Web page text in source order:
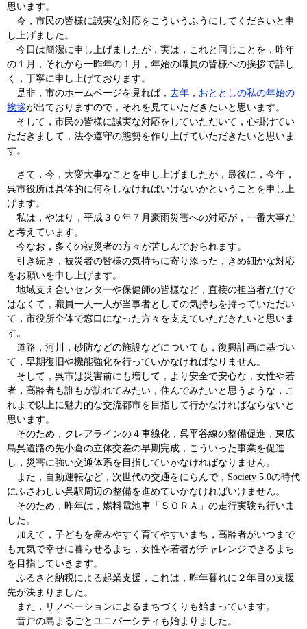
思います。
今，市民の皆様に誠実な対応をこういうふうにしてくださいと申
し上げました。
今日は簡潔に申し上げましたが，実は，これと同じことを，昨年
の１月，それから一昨年の１月，年始の職員の皆様への挨拶で詳し
く，丁寧に申し上げております。
是非，市のホームページを見れば， 去年 ， おととしの私の年始の
挨拶が出ておりますので，それを見ていただきたいと思います。
そして，市民の皆様に誠実な対応をしていただいて，心掛けてい
ただきまして，法令遵守の態勢を作り上げていただきたいと思いま
す。
さて，今，大変大事なことを申し上げましたが，最後に，今年，
呉市役所は具体的に何をしなければいけないかということを申し上
げます。
私は，やはり，平成３０年７月豪雨災害への対応が，一番大事だ
と考えています。
今なお，多くの被災者の方々が苦しんでおられます。
引き続き，被災者の皆様の気持ちに寄り添った，きめ細かな対応
をお願いを申し上げます。
地域支え合いセンターや保健師の皆様など，直接の担当者だけで
はなくて，職員一人一人が当事者としての気持ちを持っていただい
て，市役所全体で窓口になった方々を支えていただきたいと思いま
す。
道路，河川，砂防などの施設などについても，復興計画に基づい
て，早期復旧や機能強化を行っていかなければなりません。
そして，呉市は災害前にも増して，より安全で安心な，女性や若
者，高齢者も誰もが訪れてみたい，住んでみたいと思うような，こ
れまで以上に魅力的な交流都市を目指して行かなければならないと
思います。
そのため，クレアラインの４車線化，呉平谷線の整備促進，東広
島呉道路の先小倉の立体交差の早期完成，こういった事業を促進
し，災害に強い交通体系を目指していかなければなりません。
また，自動運転など，次世代の交通をにらんで，Society 5.0の時代
にふさわしい呉駅周辺の整備を進めていかなければいけません。
そのため，昨年は，燃料電池車「ＳＯＲＡ」の走行実験も行いま
した。
加えて，子どもを産みやすく育てやすいまち，高齢者がいつまで
も元気で幸せに暮らせるまち，女性や若者がチャレンジできるまち
を目指していきます。
ふるさと納税による起業支援，これは，昨年暮れに２年目の支援
先が決まりました。
また，リノベーションによるまちづくりも始まっています。
音戸の島まるごとユニバーシティも始まりました。